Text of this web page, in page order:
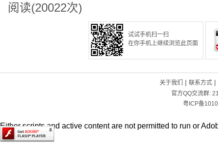
阅读(20022次)
试试手机扫一扫
在你手机上继续浏览此页面
关于我们 | 联系方式|
官方QQ交流群:
粤ICP备
Either scripts and active content are not permitted to run or